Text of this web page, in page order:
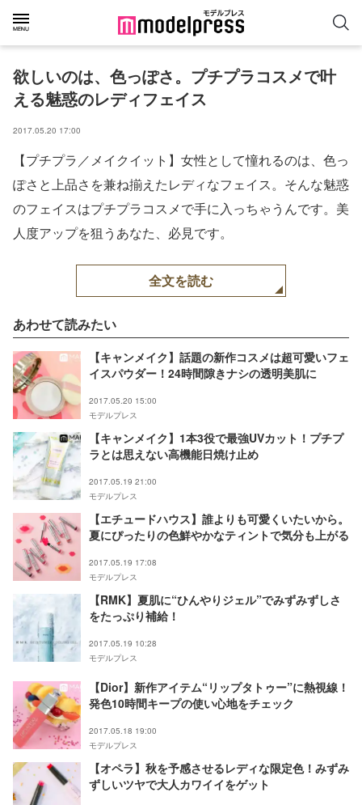
欲しいのは、色っぽさ。プチプラコスメで叶
える魅惑のレディフェイス
2017.05.20 17:00
【プチプラ／メイクイット】女性として憧れるのは、色っ
ぽさと上品さを兼ね揃えたレディなフェイス。そんな魅惑
のフェイスはプチプラコスメで手に入っちゃうんです。美
人度アップを狙うあなた、必見です。
全文を読む
あわせて読みたい
【キャンメイク】話題の新作コスメは超可愛いフェ
イスパウダー！24時間隙きナシの透明美肌に
2017.05.20 15:00
モデルプレス
【キャンメイク】1本3役で最強UVカット！プチプ
ラとは思えない高機能日焼け止め
2017.05.19 21:00
モデルプレス
【エチュードハウス】誰よりも可愛くいたいから。
夏にぴったりの色鮮やかなティントで気分も上がる
2017.05.19 17:08
モデルプレス
【RMK】夏肌に“ひんやりジェル”でみずみずしさ
をたっぷり補給！
2017.05.19 10:28
モデルプレス
【Dior】新作アイテム“リップタトゥー”に熱視線！
発色10時間キープの使い心地をチェック
2017.05.18 19:00
モデルプレス
【オペラ】秋を予感させるレディな限定色！みずみ
ずしいツヤで大人カワイイをゲット